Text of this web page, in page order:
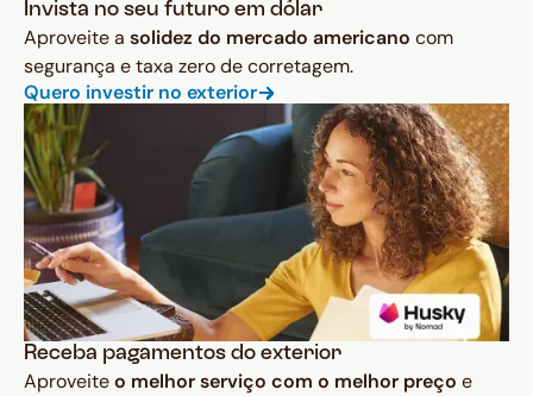
Invista no seu futuro em dólar
Aproveite a solidez do mercado americano com
segurança e taxa zero de corretagem.
Quero investir no exterior
Receba pagamentos do exterior
Aproveiteo melhor serviço com o melhor preço e